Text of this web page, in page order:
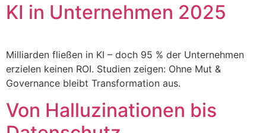
KI in Unternehmen 2025
Milliarden fließen in KI – doch 95 % der Unternehmen
erzielen keinen ROI. Studien zeigen: Ohne Mut &
Governance bleibt Transformation aus.
Von Halluzinationen bis